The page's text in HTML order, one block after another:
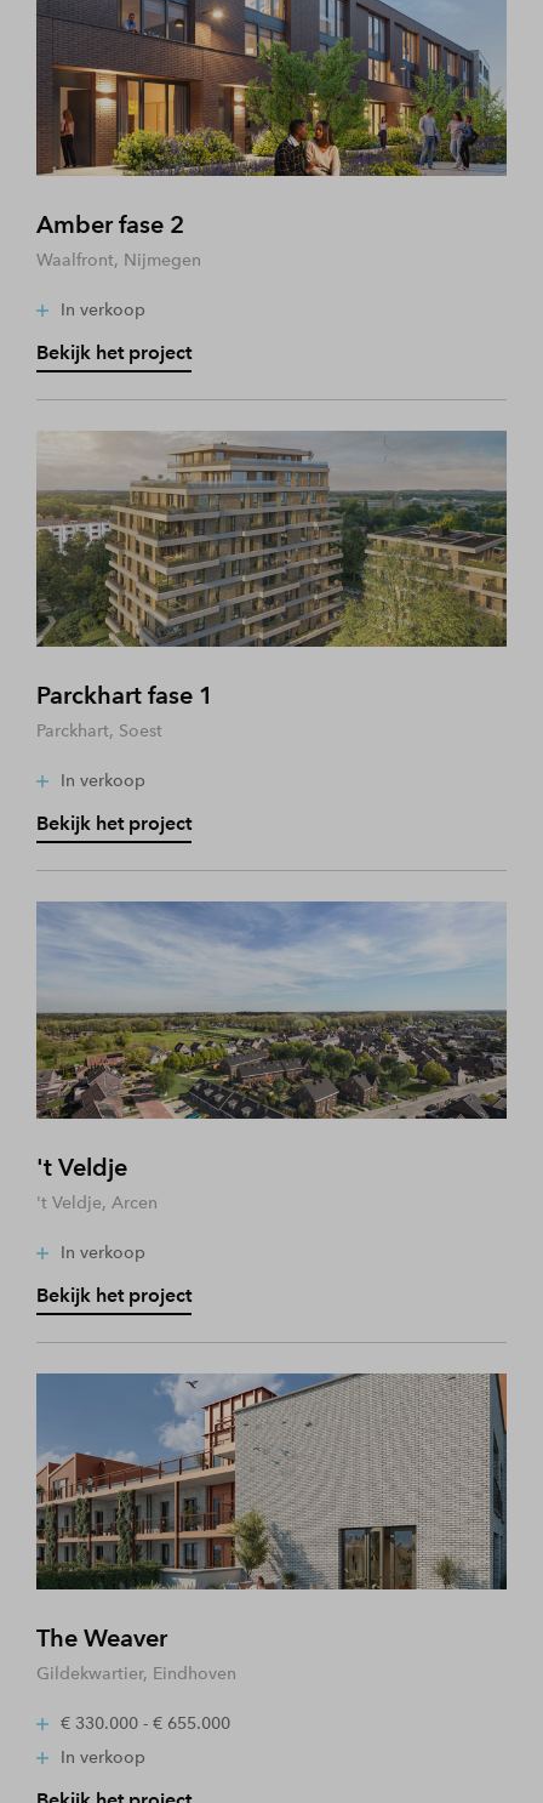
Amber fase 2
Waalfront, Nijmegen
In verkoop
Bekijk het project
Parckhart fase 1
Parckhart, Soest
In verkoop
Bekijk het project
't Veldje
't Veldje, Arcen
In verkoop
Bekijk het project
The Weaver
Gildekwartier, Eindhoven
€ 330.000 - € 655.000
In verkoop